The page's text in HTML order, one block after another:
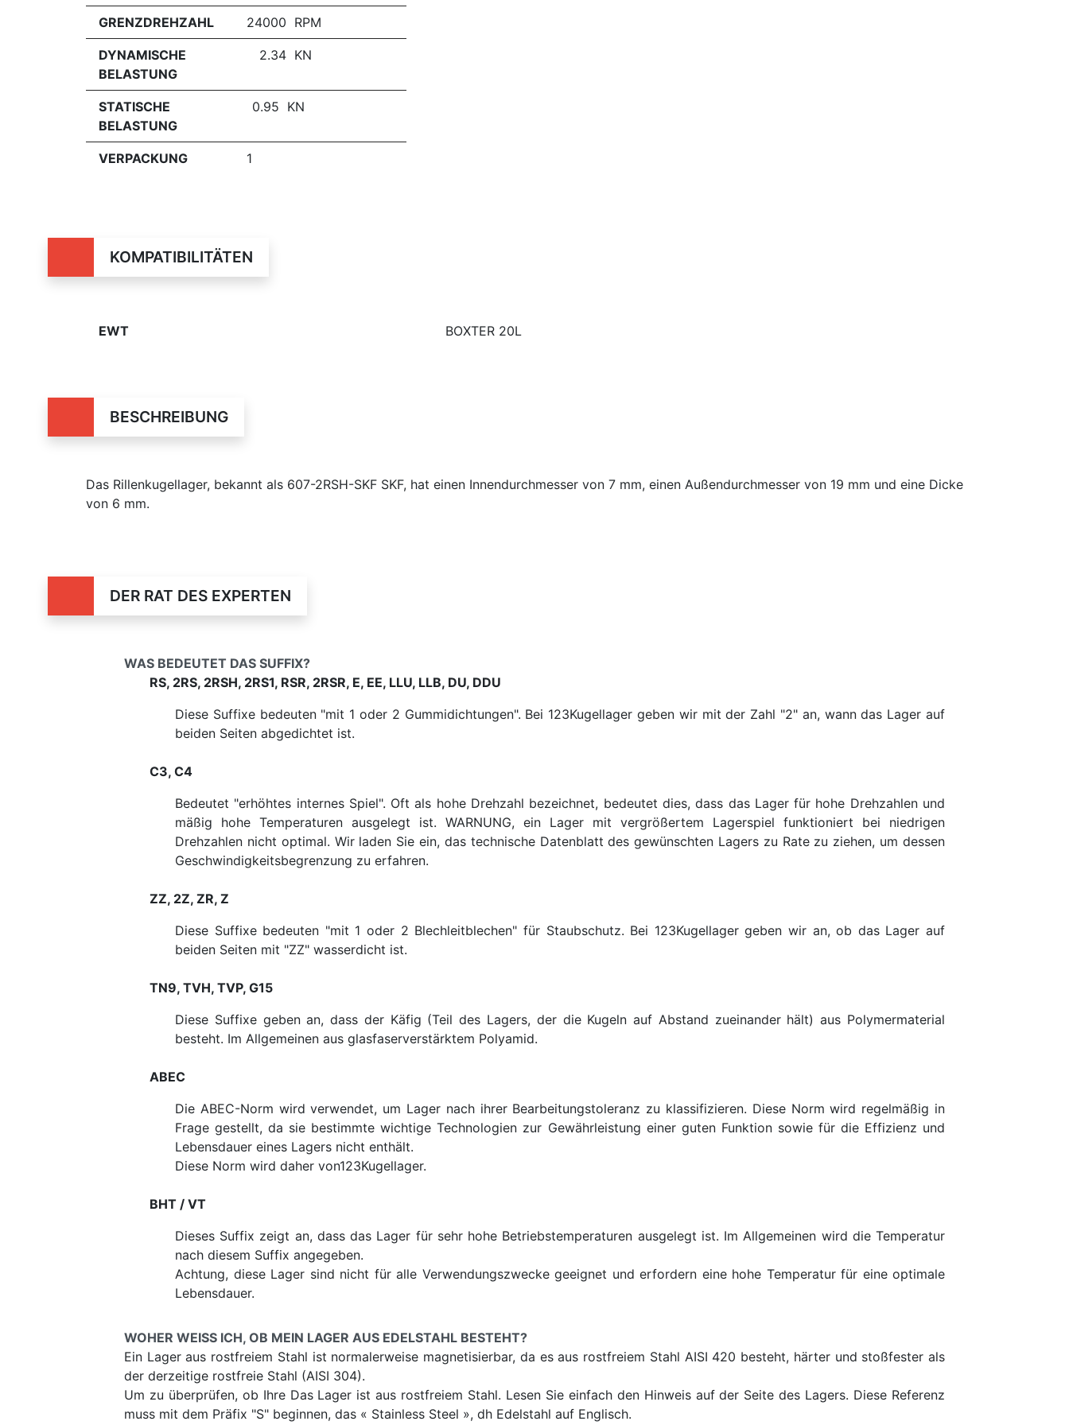
GRENZDREHZAHL 24000 RPM
DYNAMISCHE
BELASTUNG
2.34 KN
STATISCHE
BELASTUNG
0.95 KN
VERPACKUNG 1
KOMPATIBILITÄTEN
EWT BOXTER 20L
BESCHREIBUNG
Das Rillenkugellager, bekannt als 607-2RSH-SKF SKF, hat einen Innendurchmesser von 7 mm, einen Außendurchmesser von 19 mm und eine Dicke
von 6 mm.
DER RAT DES EXPERTEN
WAS BEDEUTET DAS SUFFIX?
RS, 2RS, 2RSH, 2RS1, RSR, 2RSR, E, EE, LLU, LLB, DU, DDU
Diese Suffixe bedeuten "mit 1 oder 2 Gummidichtungen". Bei 123Kugellager geben wir mit der Zahl "2" an, wann das Lager auf
beiden Seiten abgedichtet ist.
C3, C4
Bedeutet "erhöhtes internes Spiel". Oft als hohe Drehzahl bezeichnet, bedeutet dies, dass das Lager für hohe Drehzahlen und
mäßig hohe Temperaturen ausgelegt ist. WARNUNG, ein Lager mit vergrößertem Lagerspiel funktioniert bei niedrigen
Drehzahlen nicht optimal. Wir laden Sie ein, das technische Datenblatt des gewünschten Lagers zu Rate zu ziehen, um dessen
Geschwindigkeitsbegrenzung zu erfahren.
ZZ, 2Z, ZR, Z
Diese Suffixe bedeuten "mit 1 oder 2 Blechleitblechen" für Staubschutz. Bei 123Kugellager geben wir an, ob das Lager auf
beiden Seiten mit "ZZ" wasserdicht ist.
TN9, TVH, TVP, G15
Diese Suffixe geben an, dass der Käfig (Teil des Lagers, der die Kugeln auf Abstand zueinander hält) aus Polymermaterial
besteht. Im Allgemeinen aus glasfaserverstärktem Polyamid.
ABEC
Die ABEC-Norm wird verwendet, um Lager nach ihrer Bearbeitungstoleranz zu klassifizieren. Diese Norm wird regelmäßig in
Frage gestellt, da sie bestimmte wichtige Technologien zur Gewährleistung einer guten Funktion sowie für die Effizienz und
Lebensdauer eines Lagers nicht enthält.
Diese Norm wird daher von123Kugellager.
BHT / VT
Dieses Suffix zeigt an, dass das Lager für sehr hohe Betriebstemperaturen ausgelegt ist. Im Allgemeinen wird die Temperatur
nach diesem Suffix angegeben.
Achtung, diese Lager sind nicht für alle Verwendungszwecke geeignet und erfordern eine hohe Temperatur für eine optimale
Lebensdauer.
WOHER WEISS ICH, OB MEIN LAGER AUS EDELSTAHL BESTEHT?
Ein Lager aus rostfreiem Stahl ist normalerweise magnetisierbar, da es aus rostfreiem Stahl AISI 420 besteht, härter und stoßfester als
der derzeitige rostfreie Stahl (AISI 304).
Um zu überprüfen, ob Ihre Das Lager ist aus rostfreiem Stahl. Lesen Sie einfach den Hinweis auf der Seite des Lagers. Diese Referenz
muss mit dem Präfix "S" beginnen, das « Stainless Steel », dh Edelstahl auf Englisch.